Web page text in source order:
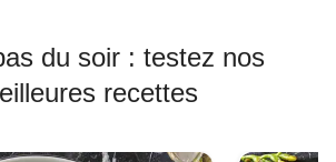
du soir : testez nos
recettes